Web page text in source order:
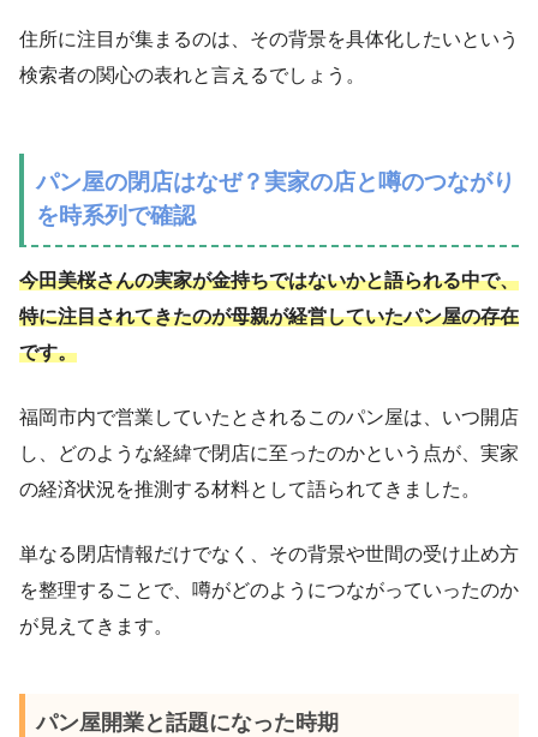
住所に注目が集まるのは、その背景を具体化したいという
検索者の関心の表れと言えるでしょう。
パン屋の閉店はなぜ？実家の店と噂のつながり
を時系列で確認
今田美桜さんの実家が金持ちではないかと語られる中で、
特に注目されてきたのが母親が経営していたパン屋の存在
です。
福岡市内で営業していたとされるこのパン屋は、いつ開店
し、どのような経緯で閉店に至ったのかという点が、実家
の経済状況を推測する材料として語られてきました。
単なる閉店情報だけでなく、その背景や世間の受け止め方
を整理することで、噂がどのようにつながっていったのか
が見えてきます。
パン屋開業と話題になった時期